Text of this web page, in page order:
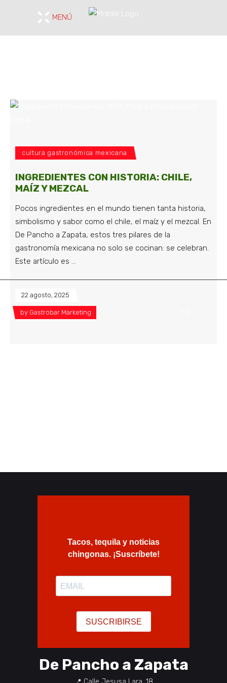
MENÚ
cultura gastronómica mexicana
INGREDIENTES CON HISTORIA: CHILE,
MAÍZ Y MEZCAL
Pocos ingredientes en el mundo tienen tanta historia,
simbolismo y sabor como el chile, el maíz y el mezcal. En
De Pancho a Zapata, estos tres pilares de la
gastronomía mexicana no solo se cocinan: se celebran.
Este artículo es
22 agosto, 2025
by Gastrobar Marketing
De Pancho a Zapata